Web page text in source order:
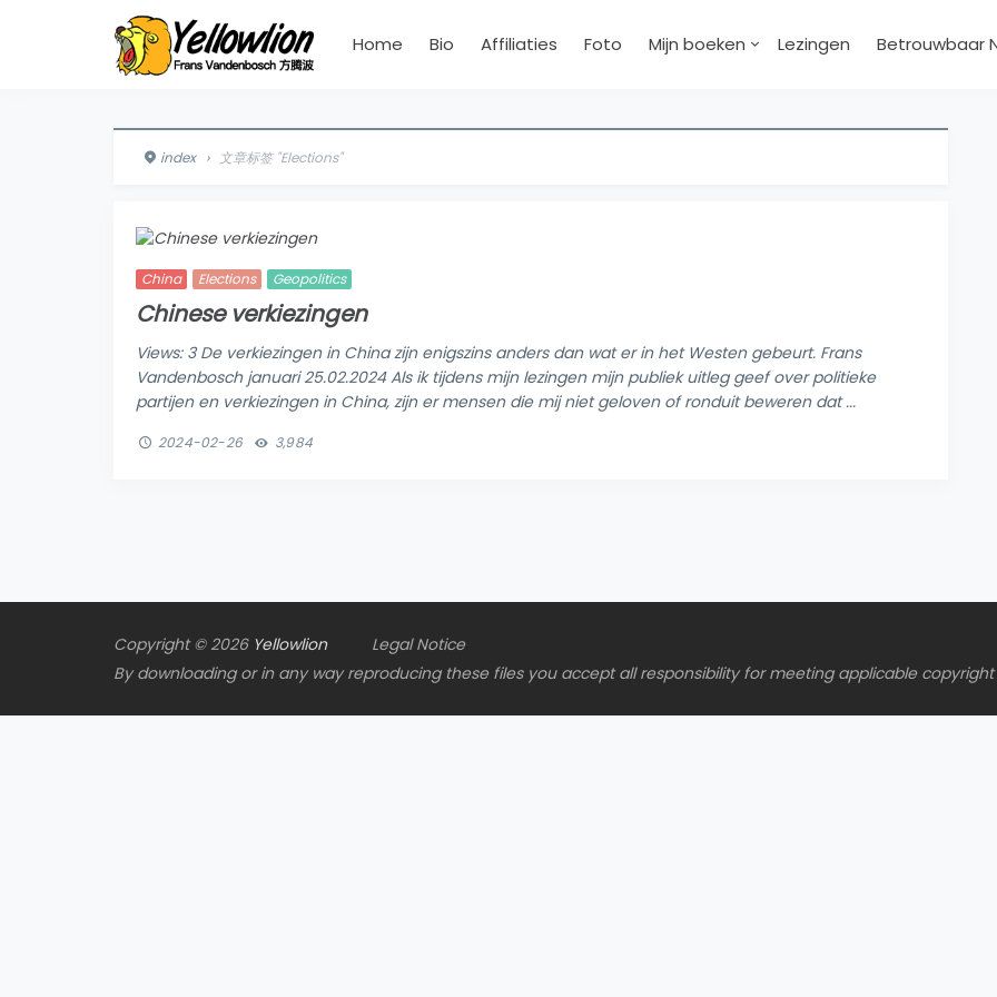
Home Bio Affiliaties Foto Mijn boeken Lezingen Betrouwbaar
index › 文章标签 "Elections"
China Elections Geopolitics
Chinese verkiezingen
Views: 3 De verkiezingen in China zijn enigszins anders dan wat er in het Westen gebeurt. Frans
Vandenbosch januari 25.02.2024 Als ik tijdens mijn lezingen mijn publiek uitleg geef over politieke
partijen en verkiezingen in China, zijn er mensen die mij niet geloven of ronduit beweren dat ...
2024-02-26 3,984
Copyright © 2026 Yellowlion
Legal Notice
By downloading or in any way reproducing these files you accept all responsibility for meeting applicable copyright